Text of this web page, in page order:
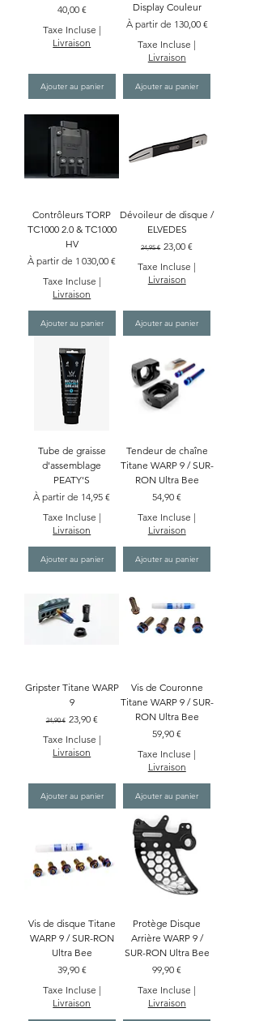
Prix
40,00 €
Taxe Incluse |
Livraison
Ajouter au panier
Display Couleur
À partir de 130,00 €
Prix promotionnel
Taxe Incluse |
Livraison
Ajouter au panier
Contrôleurs TORP
TC1000 2.0 & TC1000
HV
À partir de 1 030,00 €
Prix promotionnel
Taxe Incluse |
Livraison
Ajouter au panier
Dévoileur de disque /
ELVEDES
Prix original
24,95 € Prix promotionnel
23,00 €
Taxe Incluse |
Livraison
Ajouter au panier
Tube de graisse
d'assemblage
PEATY'S
À partir de 14,95 €
Prix promotionnel
Taxe Incluse |
Livraison
Ajouter au panier
Tendeur de chaîne
Titane WARP 9 / SUR-
RON Ultra Bee
Prix
54,90 €
Taxe Incluse |
Livraison
Ajouter au panier
Gripster Titane WARP
9
Prix original
24,90 € Prix promotionnel
23,90 €
Taxe Incluse |
Livraison
Ajouter au panier
Vis de Couronne
Titane WARP 9 / SUR-
RON Ultra Bee
Prix
59,90 €
Taxe Incluse |
Livraison
Ajouter au panier
Vis de disque Titane
WARP 9 / SUR-RON
Ultra Bee
Prix
39,90 €
Taxe Incluse |
Livraison
Protège Disque
Arrière WARP 9 /
SUR-RON Ultra Bee
Prix
99,90 €
Taxe Incluse |
Livraison